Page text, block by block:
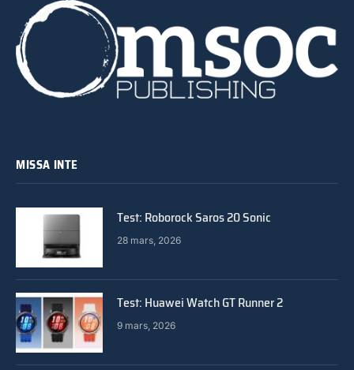
MISSA INTE
Test: Roborock Saros 20 Sonic
28 mars, 2026
Test: Huawei Watch GT Runner 2
9 mars, 2026